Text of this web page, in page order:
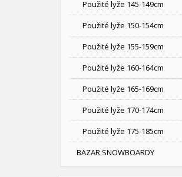
Použité lyže 145-149cm
Použité lyže 150-154cm
Použité lyže 155-159cm
Použité lyže 160-164cm
Použité lyže 165-169cm
Použité lyže 170-174cm
Použité lyže 175-185cm
BAZAR SNOWBOARDY